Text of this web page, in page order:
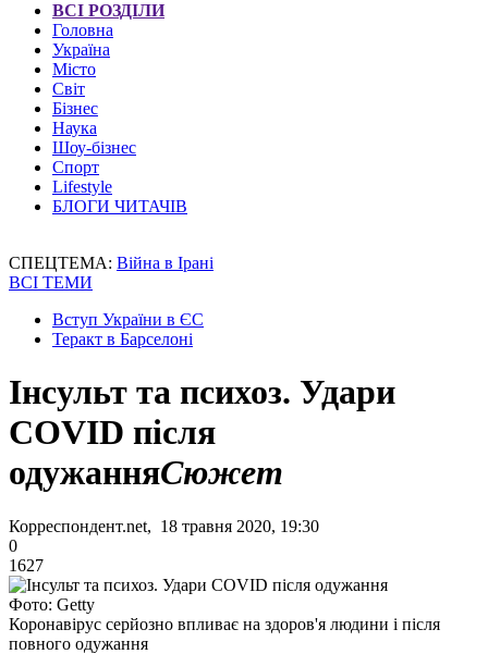
ВСІ РОЗДІЛИ
Головна
Україна
Місто
Світ
Бізнес
Наука
Шоу-бізнес
Спорт
Lifestyle
БЛОГИ ЧИТАЧІВ
СПЕЦТЕМА: Війна в Ірані
ВСІ ТЕМИ
Вступ України в ЄС
Теракт в Барселоні
Інсульт та психоз. Удари
COVID після
одужанняСюжет
Корреспондент.net, 18 травня 2020, 19:30
0
1627
Фото: Getty
Коронавірус серйозно впливає на здоров'я людини і після
повного одужання